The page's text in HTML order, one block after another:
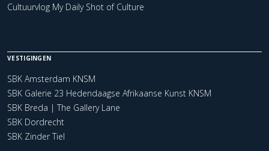
Cultuurvlog My Daily Shot of Culture
VESTIGINGEN
SBK Amsterdam KNSM
SBK Galerie 23 Hedendaagse Afrikaanse Kunst KNSM
SBK Breda | The Gallery Lane
SBK Dordrecht
SBK Zinder Tiel